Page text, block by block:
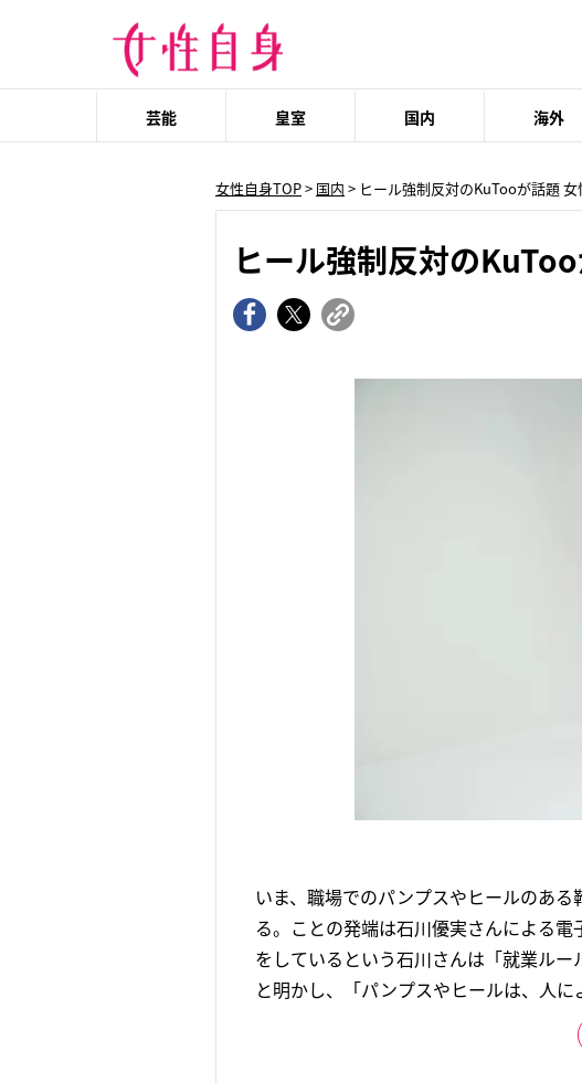
芸能 皇室 国内 海外
女性自身TOP> 国内 > ヒール強制反対のKuTooが話題
ヒール強制反対の
いま、職場でのパンプスやヒールのあ
る。ことの発端は石川優実さんによる
をしているという石川さんは「就業ルー
と明かし、「パンプスやヒールは、人